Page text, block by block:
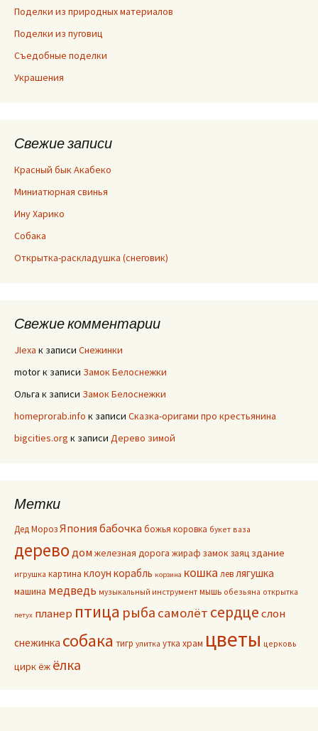
Поделки из природных материалов
Поделки из пуговиц
Съедобные поделки
Украшения
Свежие записи
Красный бык Акабеко
Миниатюрная свинья
Ину Харико
Собака
Открытка-раскладушка (снеговик)
Свежие комментарии
JIexa к записи Снежинки
motorк записи Замок Белоснежки
Ольга к записи Замок Белоснежки
homeprorab.info к записи Сказка-оригами про крестьянина
bigcities.org к записи Дерево зимой
Метки
Дед МорозЯпония бабочкабожья коровка букет ваза
дереводомжелезная дорога жираф замокзаяц здание
игрушка картина клоун корабль корзина кошка левлягушка
машина медведь музыкальный инструмент мышь обезьяна открытка
петух планер птица рыба самолёт сердцеслон
снежинка собака тигр улитка утка храм цветы церковь
циркёж ёлка